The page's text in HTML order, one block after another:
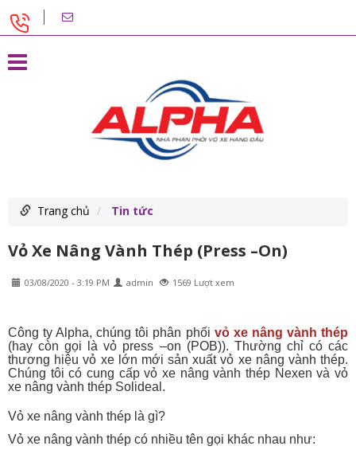
Trang chủ Tin tức
Vỏ Xe Nâng Vành Thép (Press –On)
03/08/2020 - 3:19 PM admin 1569 Lượt xem
Công ty Alpha, chúng tôi phân phối vỏ xe nâng vành thép
(hay còn gọi là vỏ press –on (POB)). Thường chỉ có các
thương hiệu vỏ xe lớn mới sản xuất vỏ xe nâng vành thép.
Chúng tôi có cung cấp vỏ xe nâng vành thép Nexen và vỏ
xe nâng vành thép Solideal.
Vỏ xe nâng vành thép là gì?
Vỏ xe nâng vành thép có nhiều tên gọi khác nhau như: